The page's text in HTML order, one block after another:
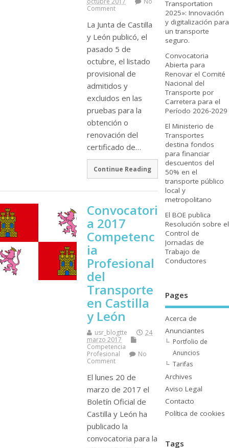
Comment
La Junta de Castilla
y León publicó, el
pasado 5 de
octubre, el listado
provisional de
admitidos y
excluidos en las
pruebas para la
obtención o
renovación del
certificado de…
Continue Reading
Convocatori
a 2017
Competenc
ia
Profesional
del
Transporte
en Castilla
y León
usr_blogtte
24
marzo 2017
Competencia
Profesional
No
Comment
El lunes 20 de
marzo de 2017 el
Boletí­n Oficial de
Castilla y León ha
publicado la
convocatoria para la
Transportation
2025»: Innovación
y digitalización para
un transporte
seguro.
Convocatoria
Abierta para
Renovar el Comité
Nacional del
Transporte por
Carretera para el
Período 2026-2029
El Ministerio de
Transportes
destina fondos
para financiar
descuentos del
50% en el
transporte público
local y
metropolitano
El BOE publica
Resolución sobre el
Control de
Jornadas de
Trabajo de
Conductores
Pages
Acerca de
Anunciantes
Portfolio de
Anuncios
Tarifas
Archives
Aviso Legal
Contacto
Polí­tica de cookies
Tags